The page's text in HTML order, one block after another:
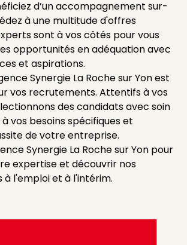
d’un accompagnement sur-
à une multitude d'offres
sont à vos côtés pour vous
opportunités en adéquation avec
et aspirations.
Synergie La Roche sur Yon est
vos recrutements. Attentifs à vos
des candidats avec soin
vos besoins spécifiques et
de votre entreprise.
Synergie La Roche sur Yon pour
expertise et découvrir nos
à l'emploi et à l'intérim.